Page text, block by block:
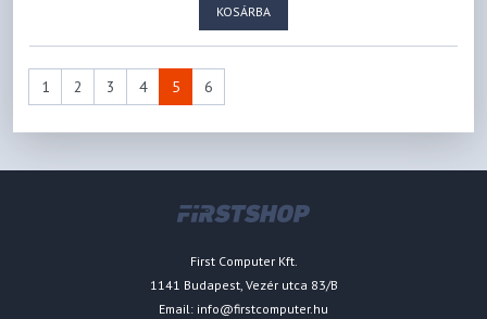
KOSÁRBA
1 2 3 4 5 6
First Computer Kft.
1141 Budapest, Vezér utca 83/B
Email: info@firstcomputer.hu